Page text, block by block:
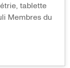
tablette
Membres du